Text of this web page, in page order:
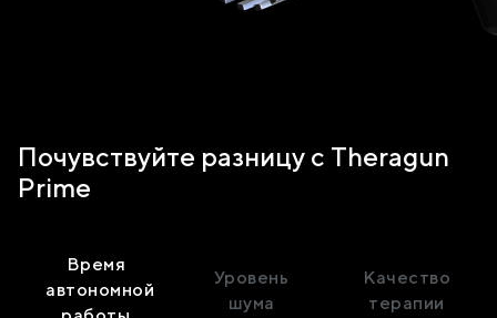
Почувствуйте разницу с Theragun
Prime
Время
автономной
Уровень
шума
Качество
терапии